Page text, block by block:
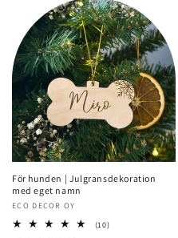
För hunden | Julgransdekoration
med eget namn
Säljare:
ECO DECOR OY
(10)10